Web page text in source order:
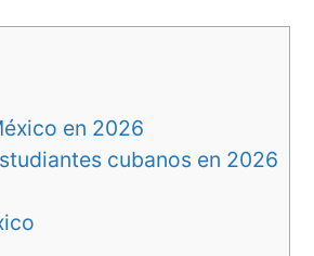
en 2026
cubanos en 2026